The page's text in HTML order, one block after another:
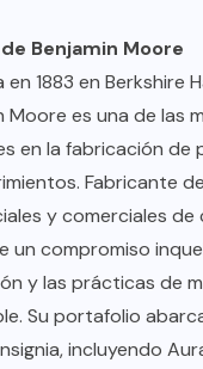
Benjamin Moore
en 1883 en Berkshire
Moore es una de las
en la fabricación de
Fabricante
y comerciales de
un compromiso
y las prácticas de
Su portafolio
incluyendo